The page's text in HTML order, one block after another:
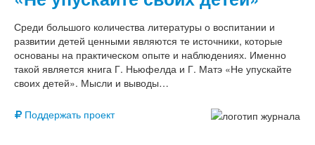
Среди большого количества литературы о воспитании и
развитии детей ценными являются те источники, которые
основаны на практическом опыте и наблюдениях. Именно
такой является книга Г. Ньюфелда и Г. Матэ «Не упускайте
своих детей». Мысли и выводы…
Поддержать проект